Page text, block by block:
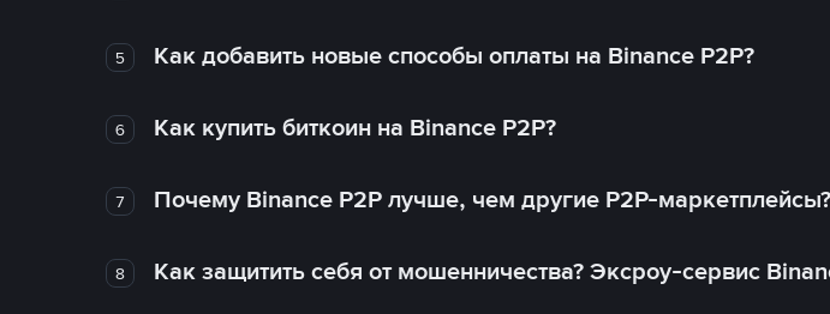
5 Как добавить новые способы оплаты на Binance P2P?
6 Как купить биткоин на Binance P2P?
7 Почему Binance P2P лучше, чем другие P2P-маркетплейсы?
8 Как защитить себя от мошенничества? Эксроу-сервис